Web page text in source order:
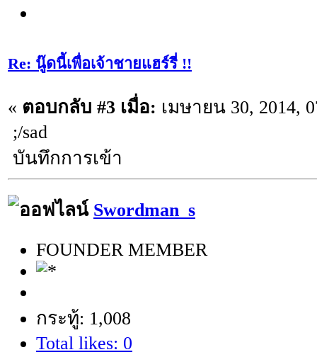
Re: นู๊ดนี้เพื่อเจ้าชายแฮร์รี่ !!
« ตอบกลับ #3 เมื่อ: เมษายน 30, 2014,
;/sad
บันทึกการเข้า
Swordman_s
FOUNDER MEMBER
กระทู้: 1,008
Total likes: 0